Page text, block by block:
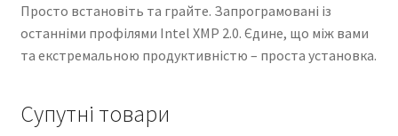
Просто встановіть та грайте. Запрограмовані із
останніми профілями Intel XMP 2.0. Єдине, що між вами
та екстремальною продуктивністю – проста установка.
Супутні товари